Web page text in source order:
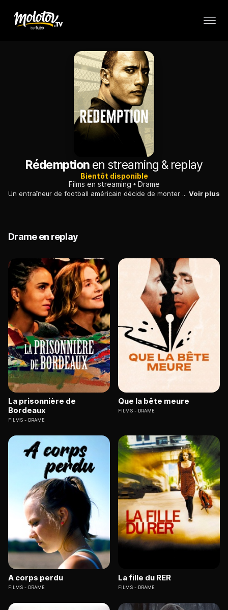
Rédemption en streaming & replay
Bientôt disponible
Films en streaming
Drame
Un entraîneur de football américain décide de monter une équipe dans un centre spécial pour adolescents difficiles : il est soutenu par l'administration. Voir plus
Drame en replay
La prisonnière de
Bordeaux
FILMS DRAME
Que la bête meure
FILMS DRAME
A corps perdu
FILMS DRAME
La fille du RER
FILMS DRAME